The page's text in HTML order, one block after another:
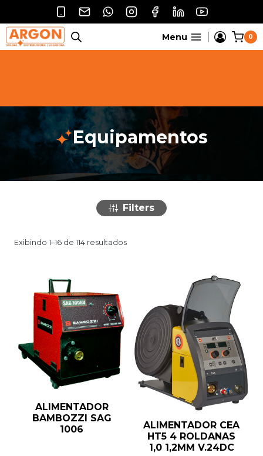
o
Conteúdo
Menu 0
Equipamentos
Filters
Exibindo 1–16 de 114 resultados
ALIMENTADOR
BAMBOZZI SAG
1006
ALIMENTADOR CEA
HT5 4 ROLDANAS
1,0 1,2MM V.24DC